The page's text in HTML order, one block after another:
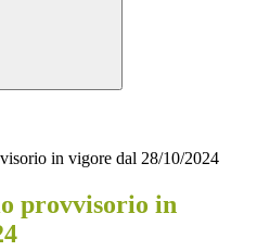
in vigore dal 28/10/2024
provvisorio in